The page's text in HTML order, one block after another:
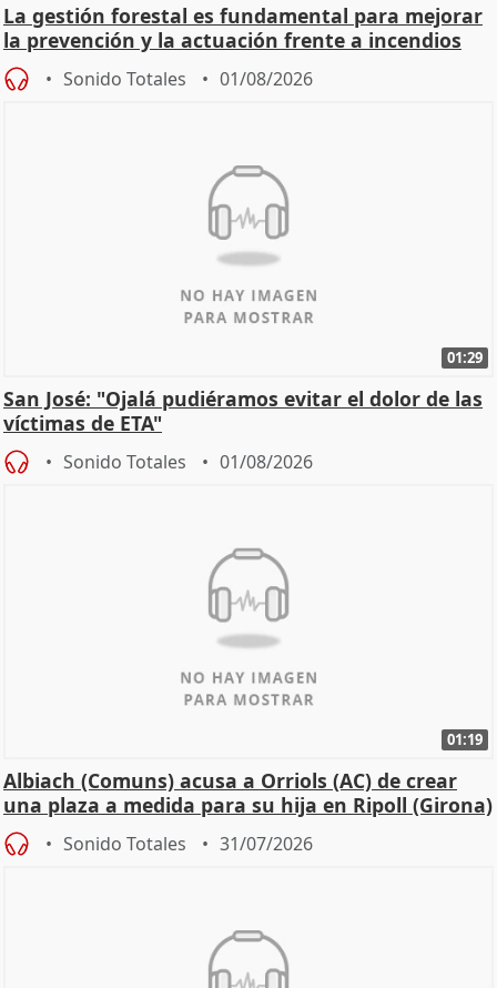
La gestión forestal es fundamental para mejorar
la prevención y la actuación frente a incendios
Sonido Totales 01/08/2026
01:29
San José: "Ojalá pudiéramos evitar el dolor de las
víctimas de ETA"
Sonido Totales 01/08/2026
01:19
Albiach (Comuns) acusa a Orriols (AC) de crear
una plaza a medida para su hija en Ripoll (Girona)
Sonido Totales 31/07/2026